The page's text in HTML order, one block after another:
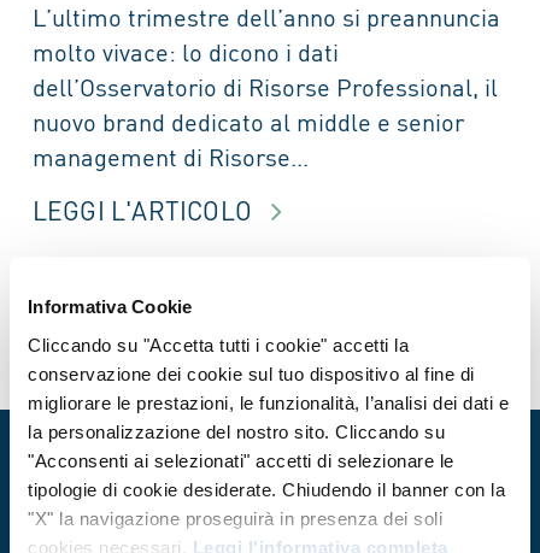
Informativa Cookie
Cliccando su "Accetta tutti i cookie" accetti la
conservazione dei cookie sul tuo dispositivo al fine di
migliorare le prestazioni, le funzionalità, l’analisi dei dati e
la personalizzazione del nostro sito. Cliccando su
"Acconsenti ai selezionati" accetti di selezionare le
tipologie di cookie desiderate. Chiudendo il banner con la
"X" la navigazione proseguirà in presenza dei soli
cookies necessari. Leggi l'informativa completa
L’ultimo trimestre dell’anno si preannuncia
molto vivace: lo dicono i dati
dell’Osservatorio di Risorse Professional, il
nuovo brand dedicato al middle e senior
management di Risorse...
LEGGI L'ARTICOLO
VALORIZZIAMO LA TUA
CRESCITA